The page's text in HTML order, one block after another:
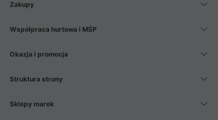
wentylatory. Na koniec mając już to wszystko, możesz
Zakupy
Współpraca hurtowa i MŚP
Okazja i promocja
Struktura strony
Sklepy marek